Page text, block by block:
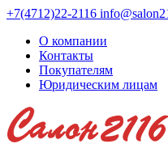
+7(4712)22-2116
О компании
Контакты
Покупателям
Юридическим лицам